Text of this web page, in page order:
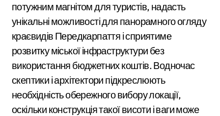
потужним магнітом для туристів, надасть
унікальні можливості для панорамного огляду
краєвидів Передкарпаття і сприятиме
розвитку міської інфраструктури без
використання бюджетних коштів. Водночас
скептики і архітектори підкреслюють
необхідність обережного вибору локації,
оскільки конструкція такої висоти і ваги може